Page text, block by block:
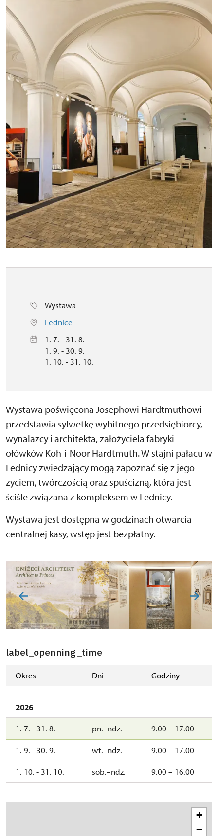
Wystawa
Lednice
1. 7. - 31. 8.
1. 9. - 30. 9.
1. 10. - 31. 10.
Wystawa poświęcona Josephowi Hardtmuthowi
przedstawia sylwetkę wybitnego przedsiębiorcy,
wynalazcy i architekta, założyciela fabryki
ołówków Koh-i-Noor Hardtmuth. W stajni pałacu w
Lednicy zwiedzający mogą zapoznać się z jego
życiem, twórczością oraz spuścizną, która jest
ściśle związana z kompleksem w Lednicy.
Wystawa jest dostępna w godzinach otwarcia
centralnej kasy, wstęp jest bezpłatny.
label_openning_time
Okres Dni Godziny
2026
1. 7. - 31. 8. pn.–ndz. 9.00 – 17.00
1. 9. - 30. 9. wt.–ndz. 9.00 – 17.00
1. 10. - 31. 10. sob.–ndz. 9.00 – 16.00
+
−